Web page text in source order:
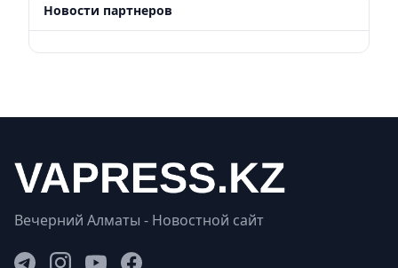
Новости партнеров
Вечерний Алматы - Новостной сайт